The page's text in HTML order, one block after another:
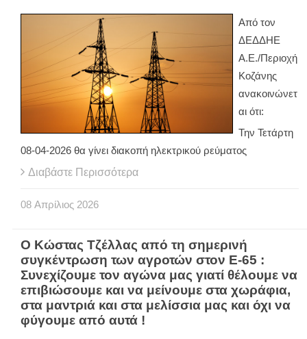
Από τον
ΔΕΔΔΗΕ
Α.Ε./Περιοχή
Κοζάνης
ανακοινώνετ
αι ότι:
Την Τετάρτη
08-04-2026 θα γίνει διακοπή ηλεκτρικού ρεύματος
Διαβάστε Περισσότερα
08 Απρίλιος 2026
Ο Κώστας Τζέλλας από τη σημερινή
συγκέντρωση των αγροτών στον Ε-65 :
Συνεχίζουμε τον αγώνα μας γιατί θέλουμε να
επιβιώσουμε και να μείνουμε στα χωράφια,
στα μαντριά και στα μελίσσια μας και όχι να
φύγουμε από αυτά !